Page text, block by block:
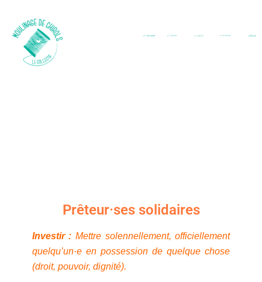
Prêteur·ses solidaires
Investir: Mettre solennellement, officiellement
quelqu’un·e en possession de quelque chose
(droit, pouvoir, dignité).